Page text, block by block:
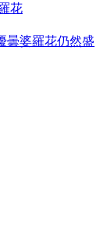
花
曇婆羅花仍然盛